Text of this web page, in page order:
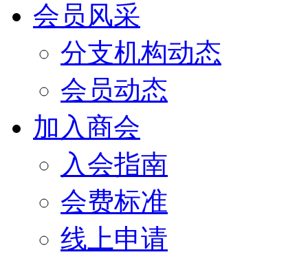
会员风采
分支机构动态
会员动态
加入商会
入会指南
会费标准
线上申请